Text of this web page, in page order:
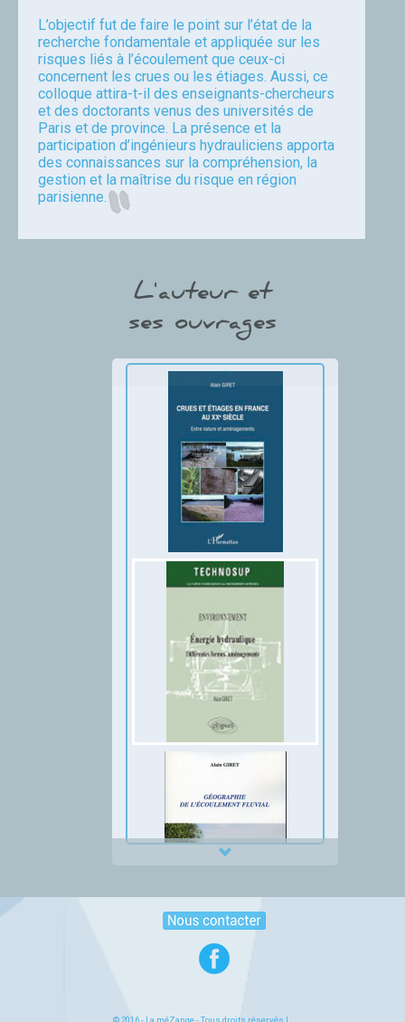
L’objectif fut de faire le point sur l’état de la
recherche fondamentale et appliquée sur les
risques liés à l’écoulement que ceux-ci
concernent les crues ou les étiages. Aussi, ce
colloque attira-t-il des enseignants-chercheurs
et des doctorants venus des universités de
Paris et de province. La présence et la
participation d’ingénieurs hydrauliciens apporta
des connaissances sur la compréhension, la
gestion et la maîtrise du risque en région
parisienne.
L'auteur et
ses ouvrages
© 2016 - La méZange- Tous droits réservés |